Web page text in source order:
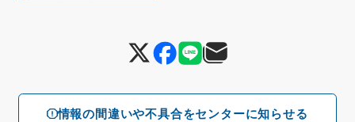
情報の間違いや不具合をセンターに知らせる